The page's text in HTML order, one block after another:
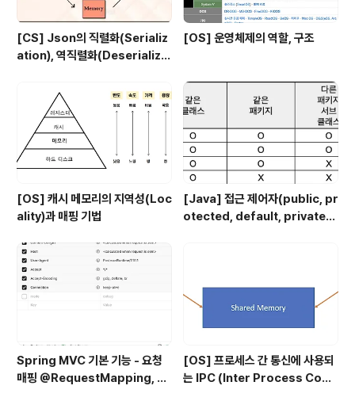
[CS] Json의 직렬화(Serializ
ation), 역직렬화(Deserializa
[OS] 운영체제의 역할, 구조
[OS] 캐시 메모리의 지역성(Loc
ality)과 매핑 기법
[Java] 접근 제어자(public, pr
otected, default, private)
Spring MVC 기본 기능 - 요청
매핑 @RequestMapping, @
[OS] 프로세스 간 통신에 사용되
는 IPC (Inter Process Com